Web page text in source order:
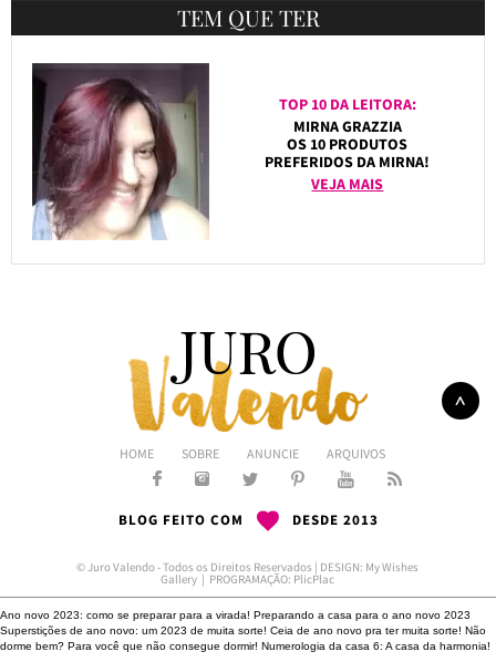
TEM QUE TER
TOP 10 DA LEITORA:
MIRNA GRAZZIA
OS 10 PRODUTOS
PREFERIDOS DA MIRNA!
VEJA MAIS
HOME SOBRE ANUNCIE ARQUIVOS
BLOG FEITO COM DESDE 2013
© Juro Valendo - Todos os Direitos Reservados | DESIGN: My Wishes
Gallery | PROGRAMAÇÃO: PlicPlac
Ano novo 2023: como se preparar para a virada! Preparando a casa para o ano novo 2023
Superstições de ano novo: um 2023 de muita sorte! Ceia de ano novo pra ter muita sorte! Não
dorme bem? Para você que não consegue dormir! Numerologia da casa 6: A casa da harmonia!